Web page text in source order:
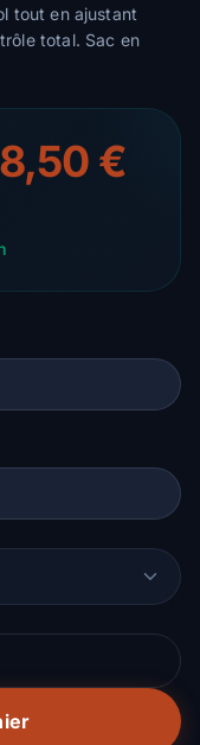
tout en ajustant
total. Sac en
€